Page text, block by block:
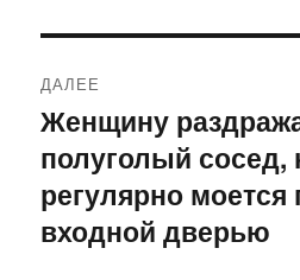
ДАЛЕЕ
Следующая
запись:
Женщину
полуголый сосед,
регулярно моется
входной дверью